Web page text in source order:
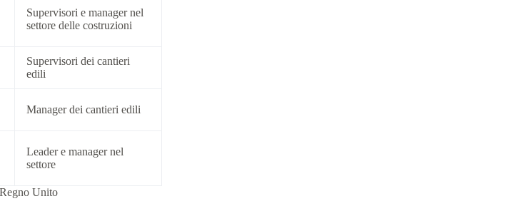
Supervisori e manager nel
settore delle costruzioni
Supervisori dei cantieri
edili
Manager dei cantieri edili
Leader e manager nel
settore
Unito